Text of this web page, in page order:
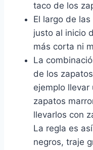
taco de los
El largo de
justo al inicio
más corta ni
La
de los
ejemplo llevar
zapatos
llevarlos con
La regla es
negros, traje